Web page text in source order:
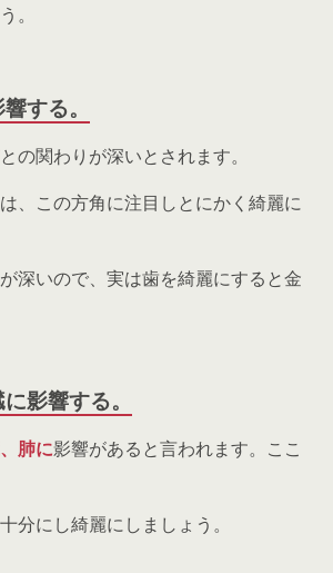
。
する。
との関わりが深いとされます。
、この方角に注目しとにかく綺麗に
深いので、実は歯を綺麗にすると金
影響する。
肺に影響があると言われます。ここ
分にし綺麗にしましょう。